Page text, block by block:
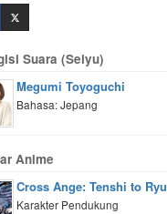
Suara (Seiyu)
Megumi Toyoguchi
Bahasa: Jepang
Anime
Cross Ange: Tenshi to
Karakter Pendukung